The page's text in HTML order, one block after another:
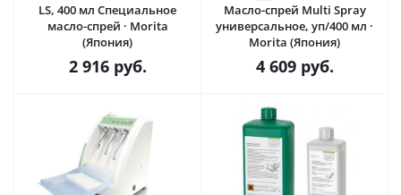
LS, 400 мл Специальное
масло-спрей · Morita
(Япония)
2 916руб.
Масло-спрей Multi Spray
универсальное, уп/400 мл ·
Morita (Япония)
4 609руб.